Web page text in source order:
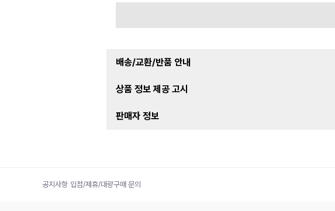
배송/교환/반품 안내
상품 정보 제공 고시
판매자 정보
공지사항 입점/제휴/대량구매 문의